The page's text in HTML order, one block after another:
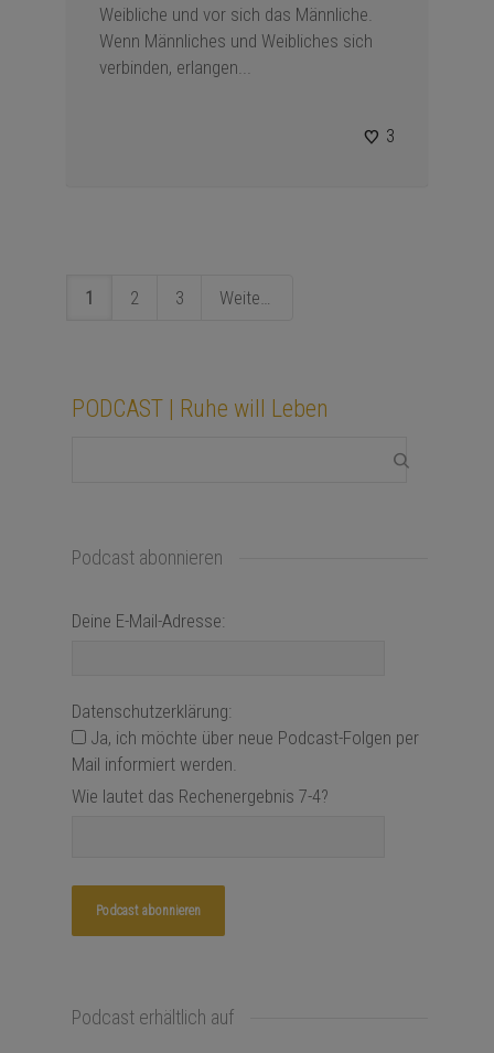
Weibliche und vor sich das Männliche.
Wenn Männliches und Weibliches sich
verbinden, erlangen...
3
1 2 3 Weiter
PODCAST | Ruhe will Leben
Podcast abonnieren
Deine E-Mail-Adresse:
Datenschutzerklärung:
Ja, ich möchte über neue Podcast-Folgen per
Mail informiert werden.
Wie lautet das Rechenergebnis 7-4?
Podcast erhältlich auf